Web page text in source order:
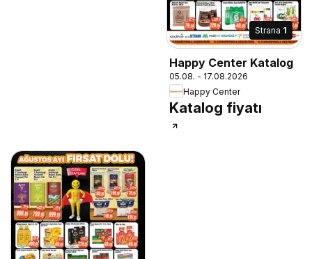
Strana 1
Happy Center Katalog
05.08. - 17.08.2026
Happy Center
Katalog fiyatı